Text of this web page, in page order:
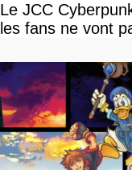
Le JCC
les fans ne vont